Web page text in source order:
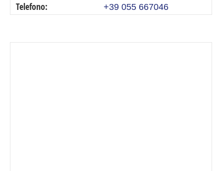
Telefono: +39 055 667046